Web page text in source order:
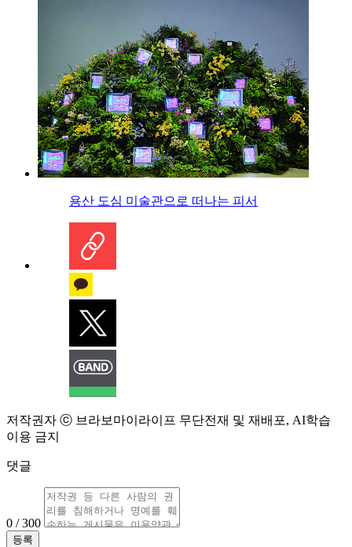
용산 도심 미술관으로 떠나는 피서
저작권자 ⓒ 브라보마이라이프 무단전재 및 재배포, AI학습
이용 금지
댓글
0 / 300